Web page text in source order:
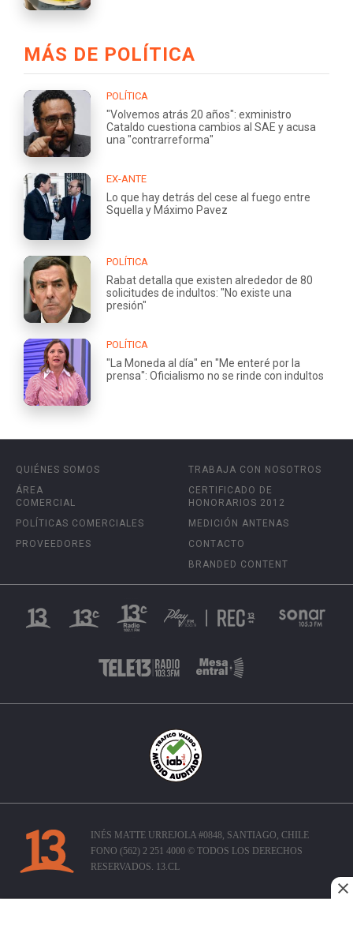
MÁS DE POLÍTICA
POLÍTICA
"Volvemos atrás 20 años": exministro
Cataldo cuestiona cambios al SAE y acusa
una "contrarreforma"
EX-ANTE
Lo que hay detrás del cese al fuego entre
Squella y Máximo Pavez
POLÍTICA
Rabat detalla que existen alrededor de 80
solicitudes de indultos: "No existe una
presión"
POLÍTICA
"La Moneda al día" en "Me enteré por la
prensa": Oficialismo no se rinde con indultos
QUIÉNES SOMOS
ÁREA
COMERCIAL
POLÍTICAS COMERCIALES
PROVEEDORES
TRABAJA CON NOSOTROS
CERTIFICADO DE
HONORARIOS 2012
MEDICIÓN ANTENAS
CONTACTO
BRANDED CONTENT
INÉS MATTE URREJOLA #0848, SANTIAGO, CHILE
FONO (562) 2 251 4000 © TODOS LOS DERECHOS
RESERVADOS. 13.CL